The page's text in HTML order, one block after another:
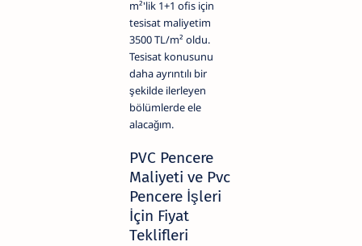
m²'lik 1+1 ofis için
tesisat maliyetim
3500 TL/m² oldu.
Tesisat konusunu
daha ayrıntılı bir
şekilde ilerleyen
bölümlerde ele
alacağım.
PVC Pencere
Maliyeti ve Pvc
Pencere İşleri
İçin Fiyat
Teklifleri